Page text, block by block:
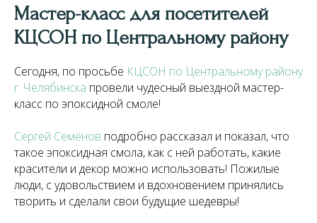
Мастер-класс для посетителей
КЦСОН по Центральному району
Сегодня, по просьбе КЦСОН по Центральному району
г. Челябинска провели чудесный выездной мастер-
класс по эпоксидной смоле!
Сергей Семёнов подробно рассказал и показал, что
такое эпоксидная смола, как с ней работать, какие
красители и декор можно использовать! Пожилые
люди, с удовольствием и вдохновением принялись
творить и сделали свои будущие шедевры!